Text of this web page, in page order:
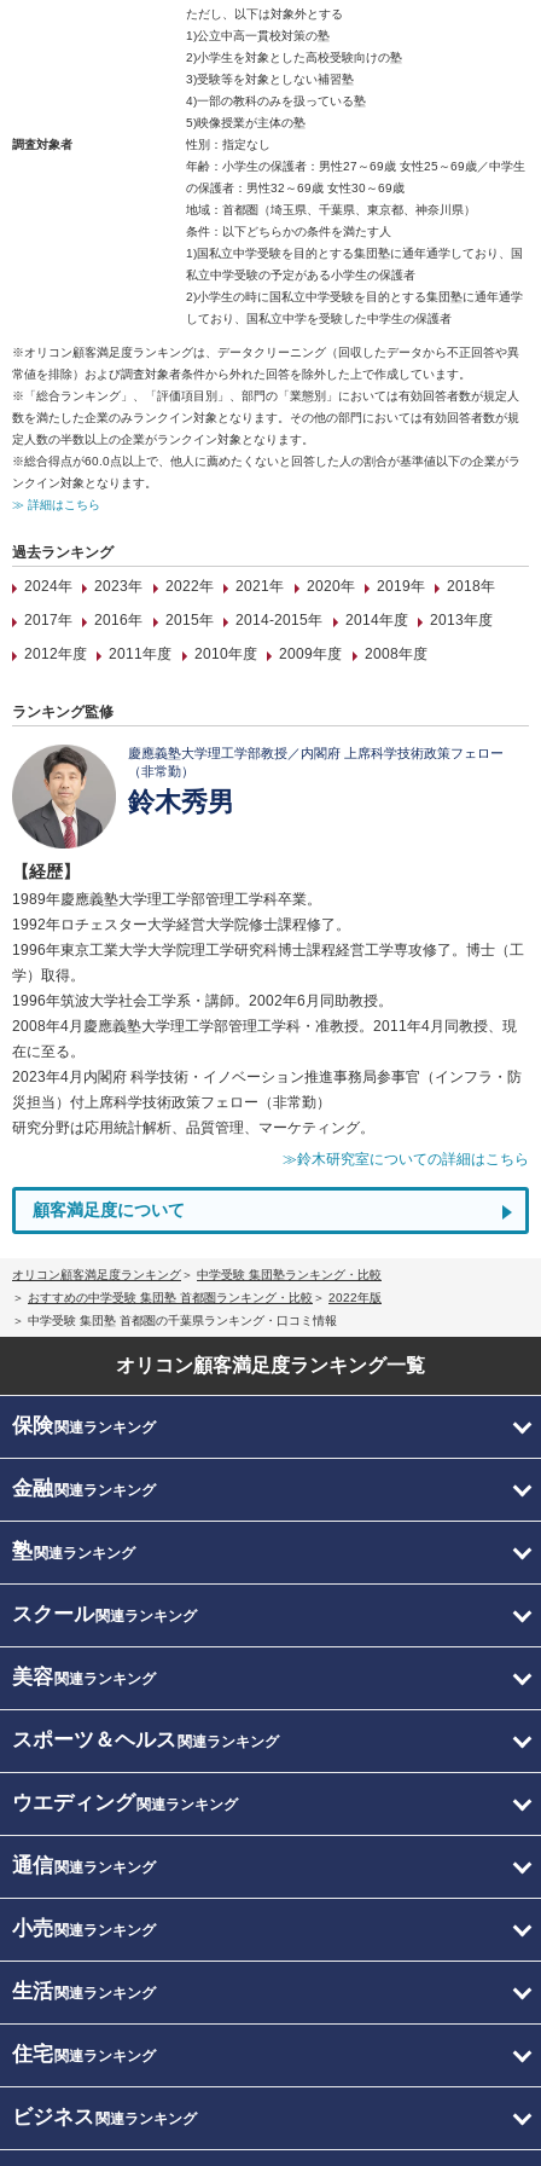
ただし、以下は対象外とする
1)公立中高一貫校対策の塾
2)小学生を対象とした高校受験向けの塾
3)受験等を対象としない補習塾
4)一部の教科のみを扱っている塾
5)映像授業が主体の塾
調査対象者
性別：指定なし
年齢：小学生の保護者：男性27～69歳 女性25～69歳／中学生
の保護者：男性32～69歳 女性30～69歳
地域：首都圏（埼玉県、千葉県、東京都、神奈川県）
条件：以下どちらかの条件を満たす人
1)国私立中学受験を目的とする集団塾に通年通学しており、国
私立中学受験の予定がある小学生の保護者
2)小学生の時に国私立中学受験を目的とする集団塾に通年通学
しており、国私立中学を受験した中学生の保護者
※オリコン顧客満足度ランキングは、データクリーニング（回収したデータから不正回答や異
常値を排除）および調査対象者条件から外れた回答を除外した上で作成しています。
※「総合ランキング」、「評価項目別」、部門の「業態別」においては有効回答者数が規定人
数を満たした企業のみランクイン対象となります。その他の部門においては有効回答者数が規
定人数の半数以上の企業がランクイン対象となります。
※総合得点が60.0点以上で、他人に薦めたくないと回答した人の割合が基準値以下の企業がラ
ンクイン対象となります。
≫ 詳細はこちら
過去ランキング
2024年
2023年 2022年 2021年 2020年 2019年
2018年
2017年
2016年 2015年 2014-2015年 2014年度
2013年度
2012年度
2011年度 2010年度 2009年度 2008年度
ランキング監修
慶應義塾大学理工学部教授／内閣府 上席科学技術政策フェロー
（非常勤）
鈴木秀男
【経歴】
1989年慶應義塾大学理工学部管理工学科卒業。
1992年ロチェスター大学経営大学院修士課程修了。
1996年東京工業大学大学院理工学研究科博士課程経営工学専攻修了。博士（工
学）取得。
1996年筑波大学社会工学系・講師。2002年6月同助教授。
2008年4月慶應義塾大学理工学部管理工学科・准教授。2011年4月同教授、現
在に至る。
2023年4月内閣府 科学技術・イノベーション推進事務局参事官（インフラ・防
災担当）付上席科学技術政策フェロー（非常勤）
研究分野は応用統計解析、品質管理、マーケティング。
≫鈴木研究室についての詳細はこちら
顧客満足度について
オリコン顧客満足度ランキング
中学受験 集団塾ランキング・比較
おすすめの中学受験 集団塾 首都圏ランキング・比較
2022年版
中学受験 集団塾 首都圏の千葉県ランキング・口コミ情報
オリコン顧客満足度ランキング一覧
保険関連ランキング
金融関連ランキング
塾関連ランキング
スクール関連ランキング
美容関連ランキング
スポーツ＆ヘルス 関連ランキング
ウエディング関連ランキング
通信関連ランキング
小売関連ランキング
生活関連ランキング
住宅関連ランキング
ビジネス 関連ランキング